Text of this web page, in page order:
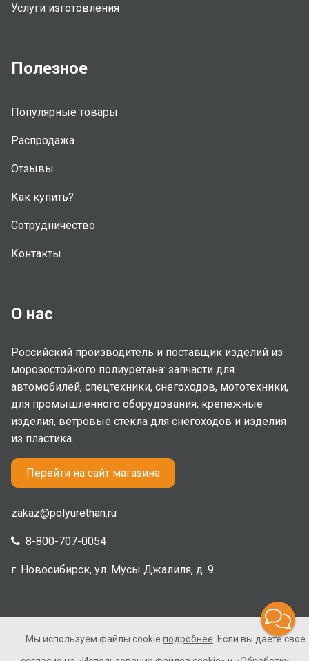
Услуги изготовления
Полезное
Популярные товары
Распродажа
Отзывы
Как купить?
Сотрудничество
Контакты
О нас
Российский производитель и поставщик изделий из
морозостойкого полиуретана: запчасти для
автомобилей, спецтехники, снегоходов, мототехники,
для промышленного оборудования, крепежные
изделия, ветровые стекла для снегоходов и изделия
из пластика.
Перейти на сайт магазина
zakaz@polyurethan.ru
8-800-707-0054
г. Новосибирск, ул. Мусы Джалиля, д. 9
2005-2026 © Полиуретан. Все права защищены. Не
Мы используем файлы cookie подробнее . Если вы даете свое